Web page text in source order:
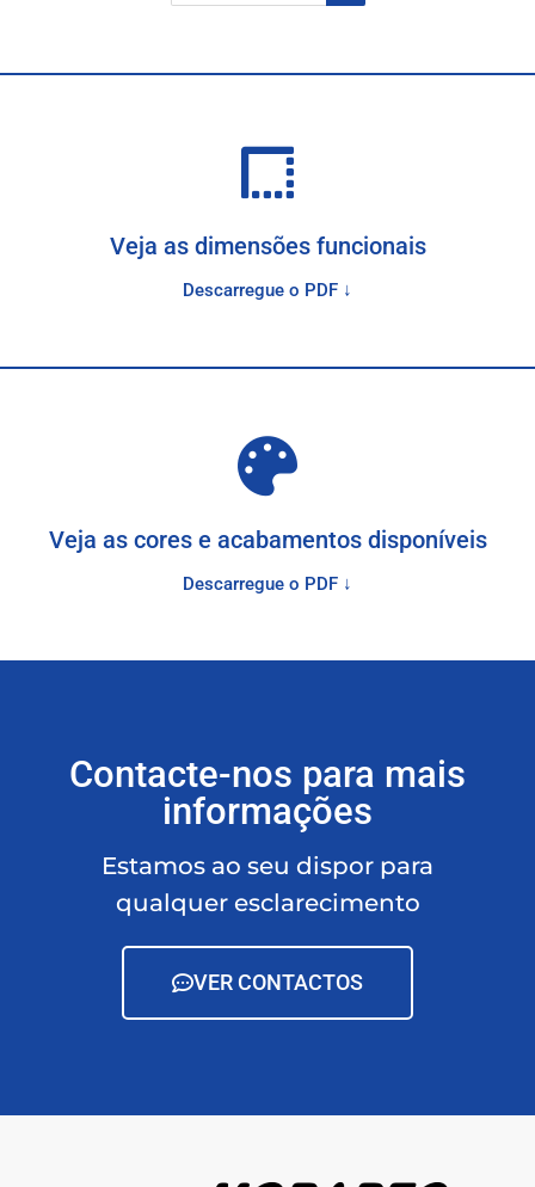
Veja as dimensões funcionais
Descarregue o PDF ↓
Veja as cores e acabamentos disponíveis
Descarregue o PDF ↓
Contacte-nos para mais
informações
Estamos ao seu dispor para
qualquer esclarecimento
VER CONTACTOS